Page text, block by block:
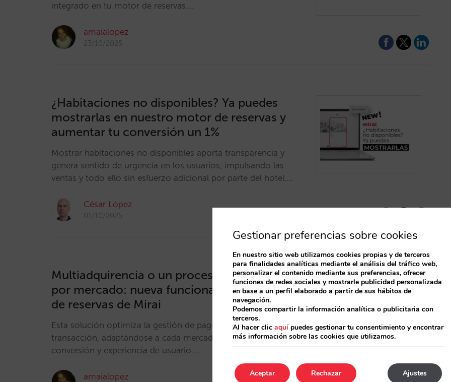
integrado en tu motor de reservas.…
amaialopez
23/10/2025
¿Habitaciones no disponibles? Ya puedes
mostrarlas en nuestro motor de reservas y
aumentar tu conversión un 1%
Mostrar habitaciones no disponibles aporta transparencia y
genera sentido de urgencia en los usuarios, impulsando las
ventas y todo ello sin esfuerzo adicional por parte del hotel.…
César López
01/10/2025
Multiadquirencia o un procesador de pagos
por mercado: nueva funcionalidad del motor
de reservas de Mirai
Esta solución optimiza la gestión de pagos y reduce costes de
transacción, adaptándose a cada mercado local y mejorando la
conversión y experiencia de usuario.…
amaialopez
Gestionar preferencias sobre cookies
En nuestro sitio web utilizamos cookies propias y de terceros
para finalidades analíticas mediante el análisis del tráfico web,
personalizar el contenido mediante sus preferencias, ofrecer
funciones de redes sociales y mostrarle publicidad personalizada
en base a un perfil elaborado a partir de sus hábitos de
navegación.
Podemos compartir la información analítica o publicitaria con
terceros.
Al hacer clic aquípuedes gestionar tu consentimiento y encontrar
más información sobre las cookies que utilizamos.
Aceptar Ajustes
Rechazar